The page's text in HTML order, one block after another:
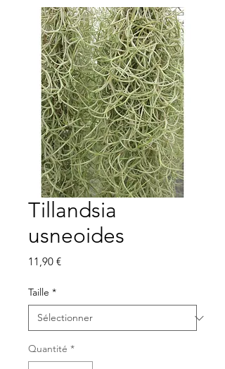
Tillandsia
usneoides
11,90 €Prix
Taille *
Quantité *